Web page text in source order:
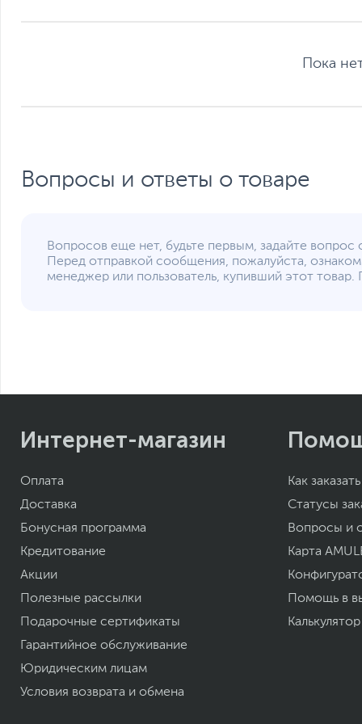
Поддерживаемые версии: Windows 7/8/8.1 (проводная
или более поздней версии, ChromeOS 88 или более
поздней версии (Bluetooth).
Пока
Вопросы и ответы о товаре
Вопросов еще нет, будьте первым, задайте
Перед отправкой сообщения, пожалуйста,
менеджер или пользователь, купивший этот
Интернет-магазин
Оплата
Доставка
Бонусная программа
Кредитование
Акции
Полезные рассылки
Подарочные сертификаты
Гарантийное обслуживание
Юридическим лицам
Условия возврата и обмена
Как заказать
Статусы
Вопросы и
Карта
Помощь в